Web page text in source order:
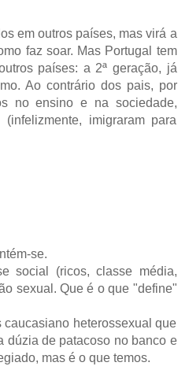
em outros países, mas virá a
faz soar. Mas Portugal tem
países: a 2ª geração, já
Ao contrário dos pais, por
no ensino e na sociedade,
imigraram para
se.
social (ricos, classe média,
sexual. Que é o que "define"
heterossexual que
dúzia de patacoso no banco e
mas é o que temos.